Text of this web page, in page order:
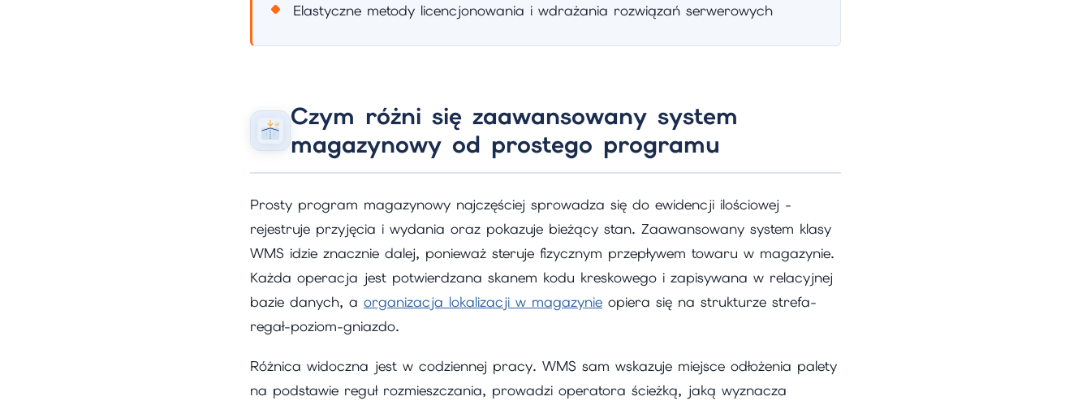
Elastyczne metody licencjonowania i wdrażania rozwiązań serwerowych
Czym różni się zaawansowany system
magazynowy od prostego programu
Prosty program magazynowy najczęściej sprowadza się do ewidencji ilościowej -
rejestruje przyjęcia i wydania oraz pokazuje bieżący stan. Zaawansowany system klasy
WMS idzie znacznie dalej, ponieważ steruje fizycznym przepływem towaru w magazynie.
Każda operacja jest potwierdzana skanem kodu kreskowego i zapisywana w relacyjnej
bazie danych, a organizacja lokalizacji w magazynie opiera się na strukturze strefa-
regał-poziom-gniazdo.
Różnica widoczna jest w codziennej pracy. WMS sam wskazuje miejsce odłożenia palety
na podstawie reguł rozmieszczania, prowadzi operatora ścieżką, jaką wyznacza